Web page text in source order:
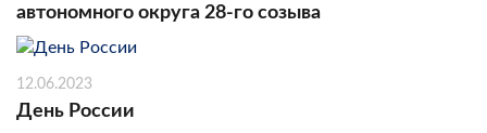
автономного округа 28-го созыва
12.06.2023
День России